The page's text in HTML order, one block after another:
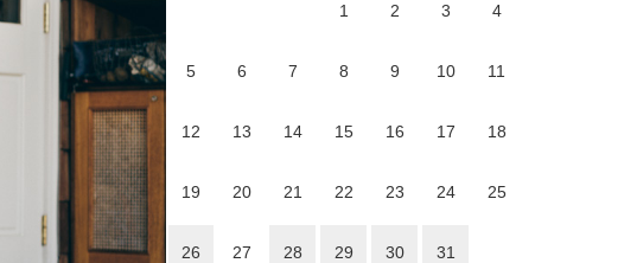
1 2 3 4
5 6 7 8 9 10 11
12 13 14 15 16 17 18
19 20 21 22 23 24 25
26 27 28 29 30 31